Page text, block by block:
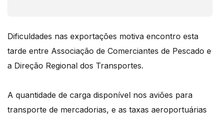
Dificuldades nas exportações motiva encontro esta
tarde entre Associação de Comerciantes de Pescado e
a Direção Regional dos Transportes.
A quantidade de carga disponível nos aviões para
transporte de mercadorias, e as taxas aeroportuárias